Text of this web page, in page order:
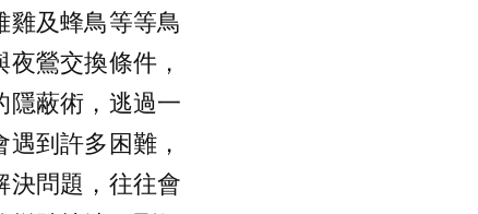
及蜂鳥等等鳥
鶯交換條件，
隱蔽術，逃過一
到許多困難，
決問題，往往會